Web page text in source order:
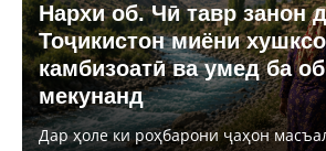
Нархи об. Чӣ тавр занон
Тоҷикистон миёни
камбизоатӣ ва умед ба
мекунанд
Дар ҳоле ки роҳбарони ҷаҳон